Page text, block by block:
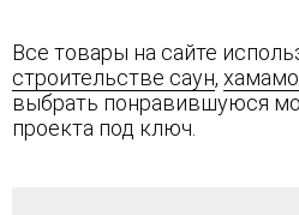
Все товары на сайте
строительстве саун,
выбрать понравившуюся
проекта под ключ.